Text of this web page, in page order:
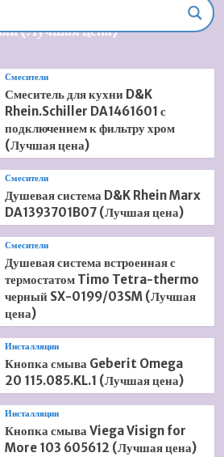
встроенная Timo Briana SX-
(Лучшая цена)
Смесители
Смеситель для кухни D&K
Rhein.Schiller DA1461601 с
подключением к фильтру хром
(Лучшая цена)
Смесители
Душевая система D&K Rhein Marx
DA1393701B07 (Лучшая цена)
Смесители
Душевая система встроенная с
термостатом Timo Tetra-thermo
черный SX-0199/03SM (Лучшая
цена)
Инсталляции
Кнопка смыва Geberit Omega
20 115.085.KL.1 (Лучшая цена)
Инсталляции
Кнопка смыва Viega Visign for
More 103 605612 (Лучшая цена)